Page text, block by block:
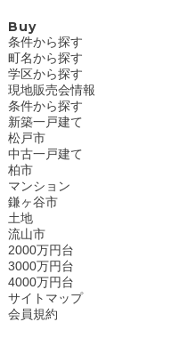
Buy
条件から探す
町名から探す
学区から探す
現地販売会情報
条件から探す
新築一戸建て
松戸市
中古一戸建て
柏市
マンション
鎌ヶ谷市
土地
流山市
2000万円台
3000万円台
4000万円台
サイトマップ
会員規約